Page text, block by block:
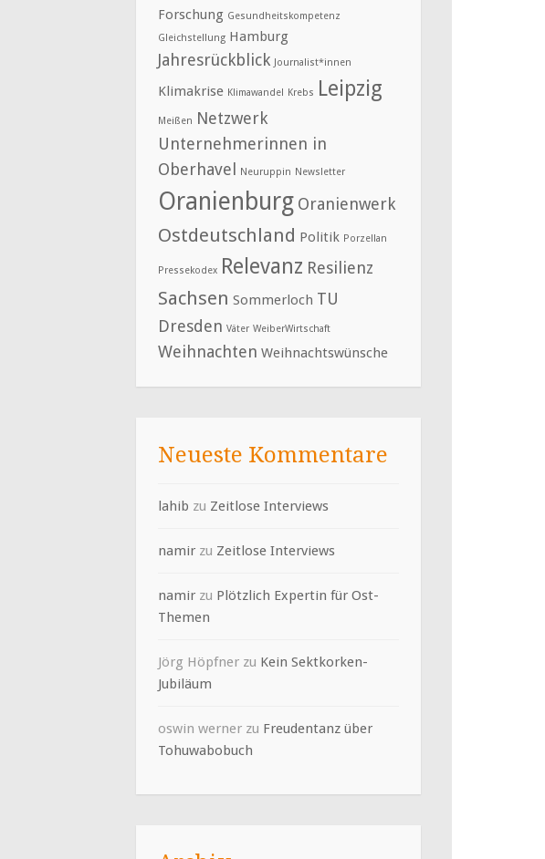
Forschung Gesundheitskompetenz
Gleichstellung Hamburg
Jahresrückblick Journalist*innen
Klimakrise Klimawandel Krebs Leipzig
Meißen Netzwerk
Unternehmerinnen in
Oberhavel
Neuruppin Newsletter
Oranienburg Oranienwerk
Ostdeutschland Politik Porzellan
Pressekodex Relevanz Resilienz
Sachsen Sommerloch TU
Dresden Väter WeiberWirtschaft
Weihnachten Weihnachtswünsche
Neueste Kommentare
lahib zu Zeitlose Interviews
namir zu Zeitlose Interviews
namir zu Plötzlich Expertin für Ost-
Themen
Jörg Höpfner zu Kein Sektkorken-
Jubiläum
oswin werner zu Freudentanz über
Tohuwabobuch